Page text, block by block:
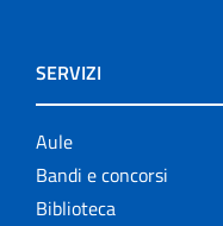
SERVIZI
Aule
Bandi e concorsi
Biblioteca